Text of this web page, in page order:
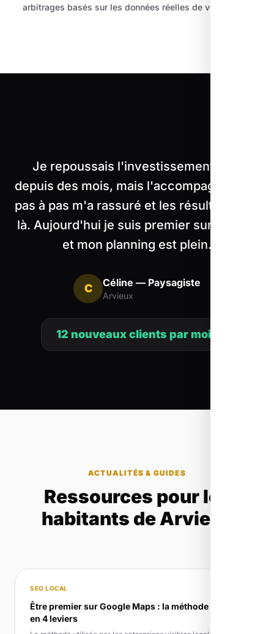
arbitrages basés sur les données réelles de votre trafic.
Je repoussais l'investissement web
depuis des mois, mais l'accompagnement
pas à pas m'a rassuré et les résultats sont
là. Aujourd'hui je suis premier sur Google
et mon planning est plein.
C Céline — Paysagiste
Arvieux
12 nouveaux clients par mois
ACTUALITÉS & GUIDES
Ressources pour les
habitants de Arvieux
SEO LOCAL
Être premier sur Google Maps : la méthode locale
en 4 leviers